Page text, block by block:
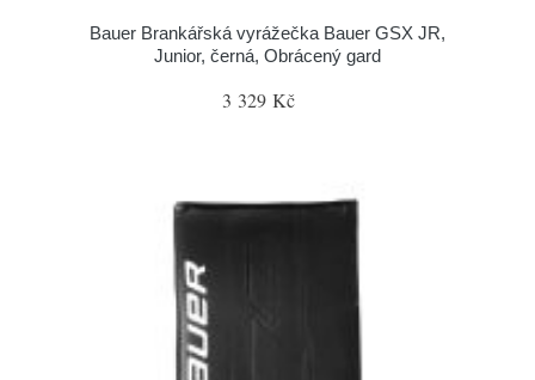
Bauer Brankářská vyrážečka Bauer GSX JR,
Junior, černá, Obrácený gard
3 329 Kč